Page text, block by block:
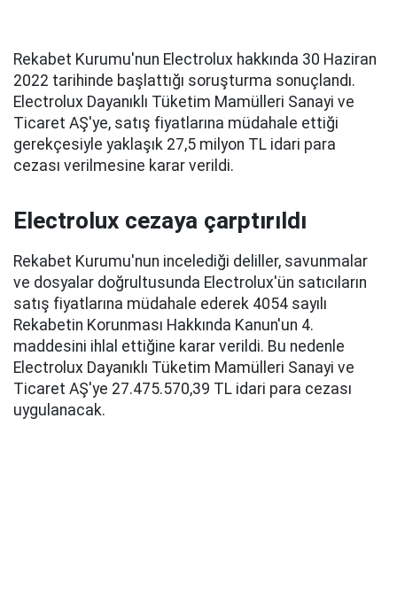
Rekabet Kurumu'nun Electrolux hakkında 30 Haziran
2022 tarihinde başlattığı soruşturma sonuçlandı.
Electrolux Dayanıklı Tüketim Mamülleri Sanayi ve
Ticaret AŞ'ye, satış fiyatlarına müdahale ettiği
gerekçesiyle yaklaşık 27,5 milyon TL idari para
cezası verilmesine karar verildi.
Electrolux cezaya çarptırıldı
Rekabet Kurumu'nun incelediği deliller, savunmalar
ve dosyalar doğrultusunda Electrolux'ün satıcıların
satış fiyatlarına müdahale ederek 4054 sayılı
Rekabetin Korunması Hakkında Kanun'un 4.
maddesini ihlal ettiğine karar verildi. Bu nedenle
Electrolux Dayanıklı Tüketim Mamülleri Sanayi ve
Ticaret AŞ'ye 27.475.570,39 TL idari para cezası
uygulanacak.